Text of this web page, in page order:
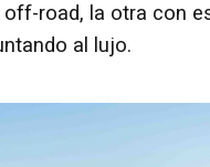
road, la otra con
al lujo.